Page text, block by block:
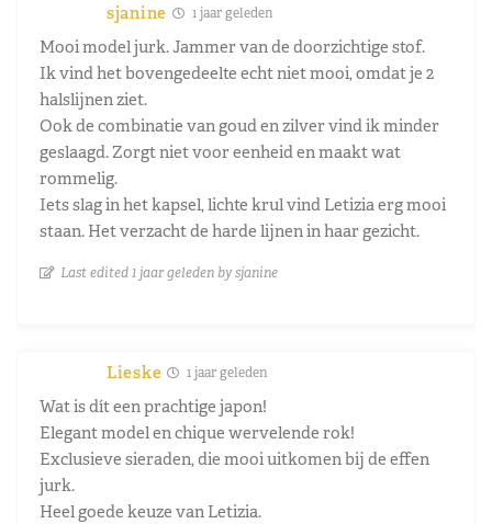
sjanine 1 jaar geleden
Mooi model jurk. Jammer van de doorzichtige stof.
Ik vind het bovengedeelte echt niet mooi, omdat je 2
halslijnen ziet.
Ook de combinatie van goud en zilver vind ik minder
geslaagd. Zorgt niet voor eenheid en maakt wat
rommelig.
Iets slag in het kapsel, lichte krul vind Letizia erg mooi
staan. Het verzacht de harde lijnen in haar gezicht.
Last edited 1 jaar geleden by sjanine
Lieske 1 jaar geleden
Wat is dít een prachtige japon!
Elegant model en chique wervelende rok!
Exclusieve sieraden, die mooi uitkomen bij de effen
jurk.
Heel goede keuze van Letizia.